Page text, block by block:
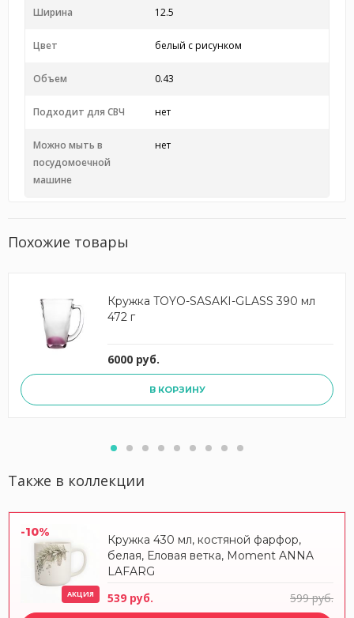
Ширина 12.5
Цвет белый с рисунком
Объем 0.43
Подходит для СВЧ нет
Можно мыть в
посудомоечной
машине
нет
Похожие товары
Кружка TOYO-SASAKI-GLASS 390 мл
472 г
6000 руб.
В КОРЗИНУ
Также в коллекции
-10%
АКЦИЯ
Кружка 430 мл, костяной фарфор,
белая, Еловая ветка, Moment ANNA
LAFARG
539 руб. 599 руб.